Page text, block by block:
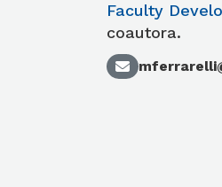
Faculty
coautora.